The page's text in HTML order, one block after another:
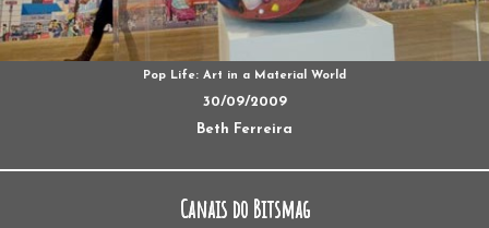
Pop Life: Art in a Material World
30/09/2009
Beth Ferreira
Canais do Bitsmag